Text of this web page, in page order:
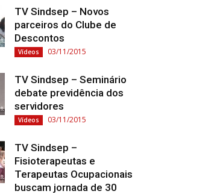
TV Sindsep – Novos
parceiros do Clube de
Descontos
Vídeos 03/11/2015
TV Sindsep – Seminário
debate previdência dos
servidores
Vídeos 03/11/2015
TV Sindsep –
Fisioterapeutas e
Terapeutas Ocupacionais
buscam jornada de 30